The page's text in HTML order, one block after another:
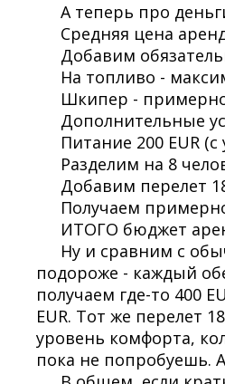
А теперь про
Средняя цена
Добавим
На топливо -
Шкипер -
Дополнительные
Питание 200 EUR
Разделим на 8
Добавим перелет
Получаем
ИТОГО бюджет
Ну и сравним с
подороже - каждый
получаем где-то 400
EUR. Тот же перелет
уровень комфорта,
пока не попробуешь.